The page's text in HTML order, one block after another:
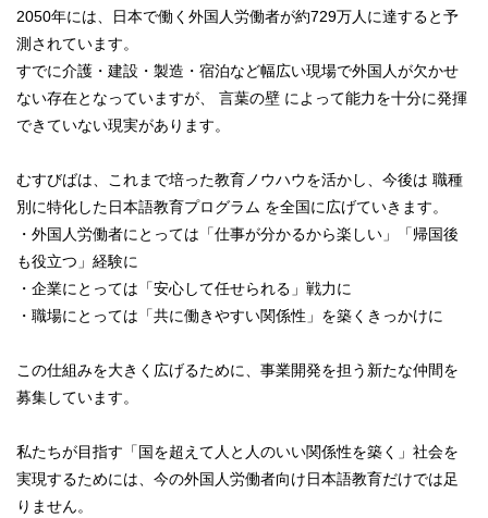
2050年には、日本で働く外国人労働者が約729万人に達すると予
測されています。
すでに介護・建設・製造・宿泊など幅広い現場で外国人が欠かせ
ない存在となっていますが、 言葉の壁 によって能力を十分に発揮
できていない現実があります。
むすびばは、これまで培った教育ノウハウを活かし、今後は 職種
別に特化した日本語教育プログラム を全国に広げていきます。
・外国人労働者にとっては「仕事が分かるから楽しい」「帰国後
も役立つ」経験に
・企業にとっては「安心して任せられる」戦力に
・職場にとっては「共に働きやすい関係性」を築くきっかけに
この仕組みを大きく広げるために、事業開発を担う新たな仲間を
募集しています。
私たちが目指す「国を超えて人と人のいい関係性を築く」社会を
実現するためには、今の外国人労働者向け日本語教育だけでは足
りません。